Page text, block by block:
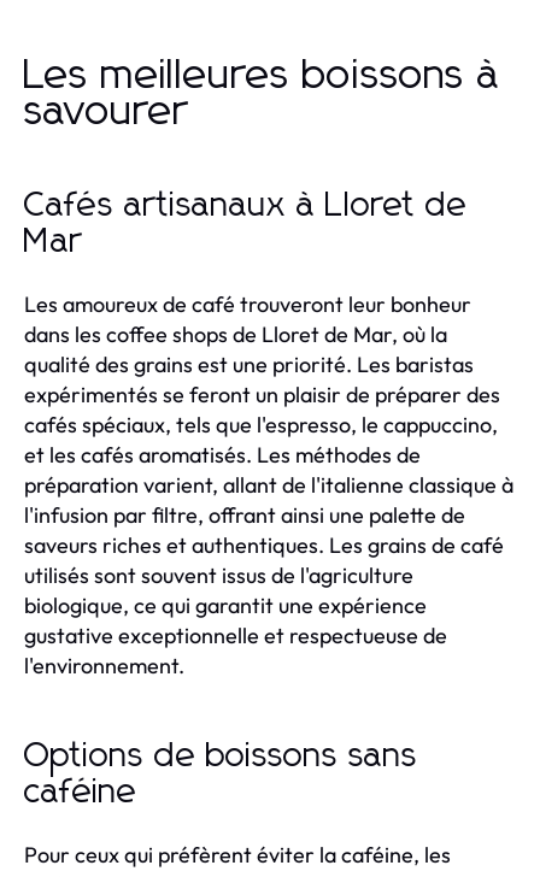
Les meilleures boissons à
savourer
Cafés artisanaux à Lloret de
Mar
Les amoureux de café trouveront leur bonheur
dans les coffee shops de Lloret de Mar, où la
qualité des grains est une priorité. Les baristas
expérimentés se feront un plaisir de préparer des
cafés spéciaux, tels que l'espresso, le cappuccino,
et les cafés aromatisés. Les méthodes de
préparation varient, allant de l'italienne classique à
l'infusion par filtre, offrant ainsi une palette de
saveurs riches et authentiques. Les grains de café
utilisés sont souvent issus de l'agriculture
biologique, ce qui garantit une expérience
gustative exceptionnelle et respectueuse de
l'environnement.
Options de boissons sans
caféine
Pour ceux qui préfèrent éviter la caféine, les